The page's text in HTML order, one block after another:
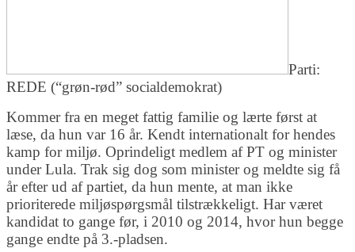
Parti:
REDE (“grøn-rød” socialdemokrat)
Kommer fra en meget fattig familie og lærte først at
læse, da hun var 16 år. Kendt internationalt for hendes
kamp for miljø. Oprindeligt medlem af PT og minister
under Lula. Trak sig dog som minister og meldte sig få
år efter ud af partiet, da hun mente, at man ikke
prioriterede miljøspørgsmål tilstrækkeligt. Har været
kandidat to gange før, i 2010 og 2014, hvor hun begge
gange endte på 3.-pladsen.